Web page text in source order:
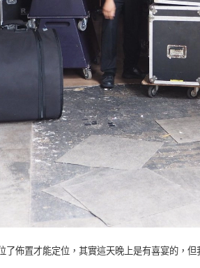
了佈置才能定位，其實這天晚上是有喜宴的，